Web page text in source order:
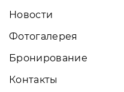
Новости
Фотогалерея
Бронирование
Контакты